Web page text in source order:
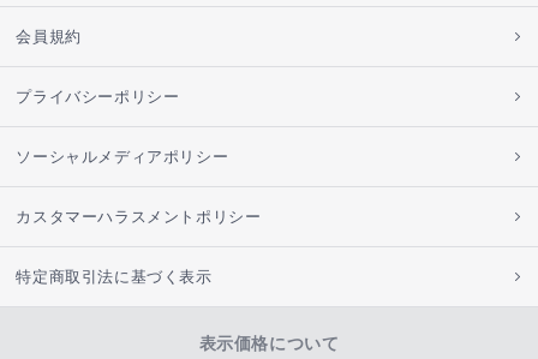
会員規約
プライバシーポリシー
ソーシャルメディアポリシー
カスタマーハラスメントポリシー
特定商取引法に基づく表示
表示価格について